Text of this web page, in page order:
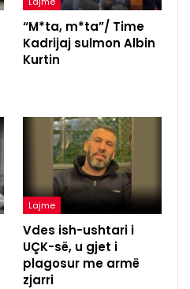
“M*ta, m*ta”/ Time
Kadrijaj sulmon Albin
Kurtin
Lajme
Vdes ish-ushtari i
UÇK-së, u gjet i
plagosur me armë
zjarri